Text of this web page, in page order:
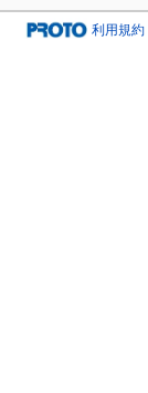
利用規約